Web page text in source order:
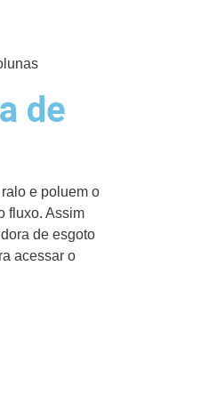
de
e poluem o
fluxo. Assim
de esgoto
acessar o